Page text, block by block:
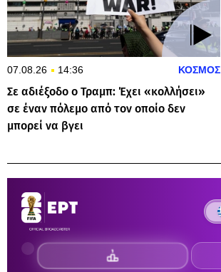
07.08.26 14:36 ΚΟΣΜΟΣ
Σε αδιέξοδο ο Τραμπ: Έχει «κολλήσει»
σε έναν πόλεμο από τον οποίο δεν
μπορεί να βγει